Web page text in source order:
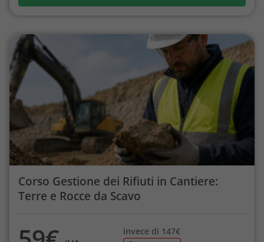
Corso Gestione dei Rifiuti in Cantiere:
Terre e Rocce da Scavo
invece di 147€